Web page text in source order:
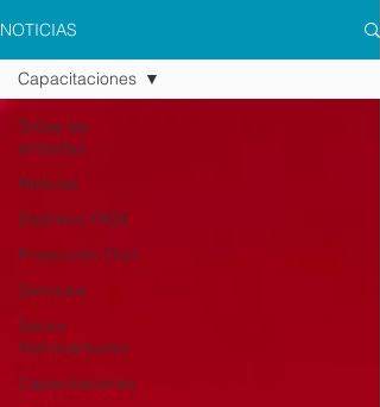
NOTICIAS
Todas las
entradas
Noticias
Distintivo PASE
Protección Civil
Servicios
Sector
Hidrocarburos
Capacitaciones
Capacitaciones